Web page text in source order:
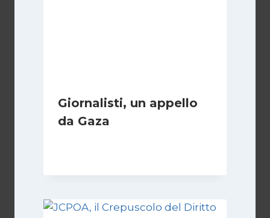
Giornalisti, un appello
da Gaza